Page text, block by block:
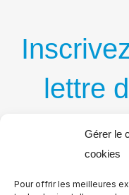
Gérer le
cookies
Pour offrir les meilleures
lettre